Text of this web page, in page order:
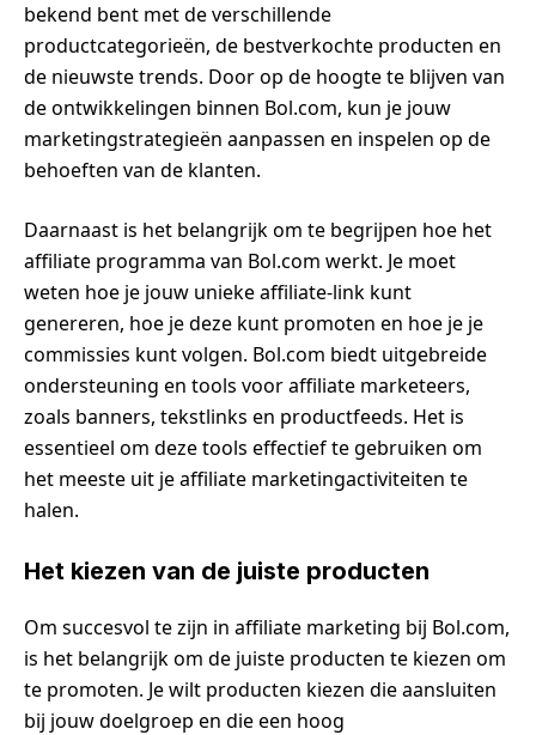
bekend bent met de verschillende
productcategorieën, de bestverkochte producten en
de nieuwste trends. Door op de hoogte te blijven van
de ontwikkelingen binnen Bol.com, kun je jouw
marketingstrategieën aanpassen en inspelen op de
behoeften van de klanten.
Daarnaast is het belangrijk om te begrijpen hoe het
affiliate programma van Bol.com werkt. Je moet
weten hoe je jouw unieke affiliate-link kunt
genereren, hoe je deze kunt promoten en hoe je je
commissies kunt volgen. Bol.com biedt uitgebreide
ondersteuning en tools voor affiliate marketeers,
zoals banners, tekstlinks en productfeeds. Het is
essentieel om deze tools effectief te gebruiken om
het meeste uit je affiliate marketingactiviteiten te
halen.
Het kiezen van de juiste producten
Om succesvol te zijn in affiliate marketing bij Bol.com,
is het belangrijk om de juiste producten te kiezen om
te promoten. Je wilt producten kiezen die aansluiten
bij jouw doelgroep en die een hoog